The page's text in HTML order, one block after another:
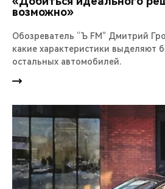
возможно»
Обозреватель “Ъ FM” Дмитрий
какие характеристики выделяют
остальных автомобилей.